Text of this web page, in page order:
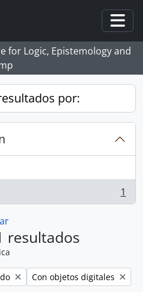
for Logic, Epistemology and
por:
1
resultados
filter:Remove filter:
Con objetos digitales